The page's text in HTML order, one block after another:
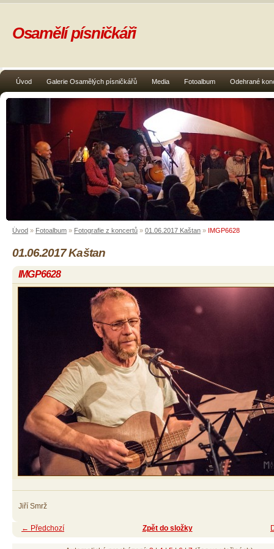
Úvod Galerie Osamělých písničkářů Media Fotoalbum Odehrané
Osamělí písničkáři
Úvod » Fotoalbum » Fotografie z koncertů » 01.06.2017 Kaštan » IMGP6628
01.06.2017 Kaštan
IMGP6628
Jiří Smrž
← Předchozí Zpět do složky